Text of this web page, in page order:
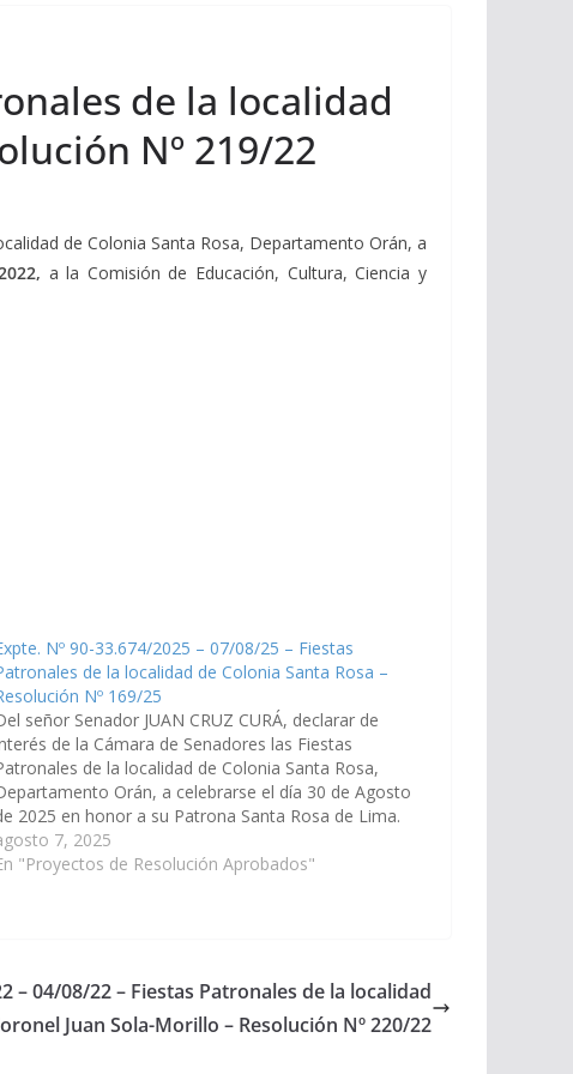
de la localidad
Nº 219/22
de Colonia Santa Rosa, Departamento Orán, a
a la Comisión de Educación, Cultura, Ciencia y
Nº 90-33.674/2025 – 07/08/25 – Fiestas
de la localidad de Colonia Santa Rosa –
Nº 169/25
señor Senador JUAN CRUZ CURÁ, declarar de
de la Cámara de Senadores las Fiestas
de la localidad de Colonia Santa Rosa,
Orán, a celebrarse el día 30 de Agosto
2025 en honor a su Patrona Santa Rosa de Lima.
Nº 90-33.674/2025, a la Comisión de…
7, 2025
"Proyectos de Resolución Aprobados"
– 04/08/22 – Fiestas Patronales de la localidad
Juan Sola-Morillo – Resolución Nº 220/22